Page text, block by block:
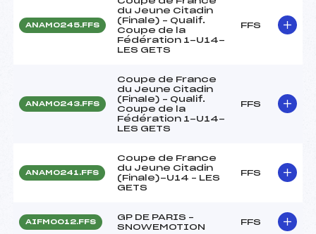
ANAM0245.FFS
du Jeune Citadin
(Finale) – Qualif.
Coupe de la
Fédération 1-U14-
LES GETS
FFS
ANAM0243.FFS
Coupe de France
du Jeune Citadin
(Finale) – Qualif.
Coupe de la
Fédération 1-U14-
LES GETS
FFS
ANAM0241.FFS
Coupe de France
du Jeune Citadin
(Finale)-U14 – LES
GETS
FFS
AIFM0012.FFS
GP DE PARIS –
SNOWEMOTION
FFS